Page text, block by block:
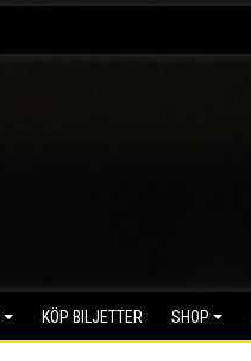
KÖP BILJETTER SHOP